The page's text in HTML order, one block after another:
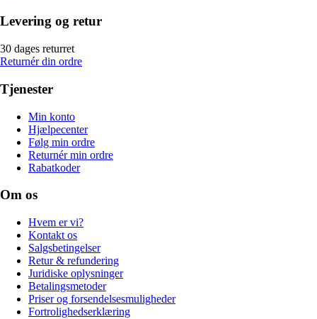
Levering og retur
30 dages returret
Returnér din ordre
Tjenester
Min konto
Hjælpecenter
Følg min ordre
Returnér min ordre
Rabatkoder
Om os
Hvem er vi?
Kontakt os
Salgsbetingelser
Retur & refundering
Juridiske oplysninger
Betalingsmetoder
Priser og forsendelsesmuligheder
Fortrolighedserklæring